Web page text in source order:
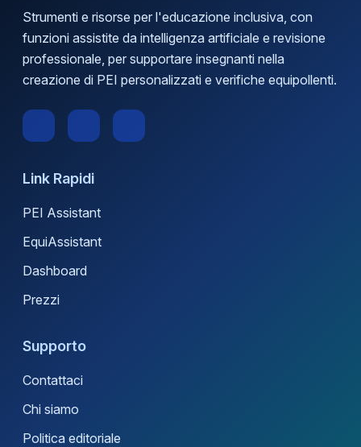
Strumenti e risorse per l'educazione inclusiva, con
funzioni assistite da intelligenza artificiale e revisione
professionale, per supportare insegnanti nella
creazione di PEI personalizzati e verifiche equipollenti.
Link Rapidi
PEI Assistant
EquiAssistant
Dashboard
Prezzi
Supporto
Contattaci
Chi siamo
Politica editoriale